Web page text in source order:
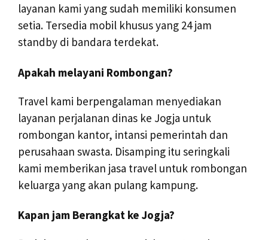
layanan kami yang sudah memiliki konsumen
setia. Tersedia mobil khusus yang 24 jam
standby di bandara terdekat.
Apakah melayani Rombongan?
Travel kami berpengalaman menyediakan
layanan perjalanan dinas ke Jogja untuk
rombongan kantor, intansi pemerintah dan
perusahaan swasta. Disamping itu seringkali
kami memberikan jasa travel untuk rombongan
keluarga yang akan pulang kampung.
Kapan jam Berangkat ke Jogja?